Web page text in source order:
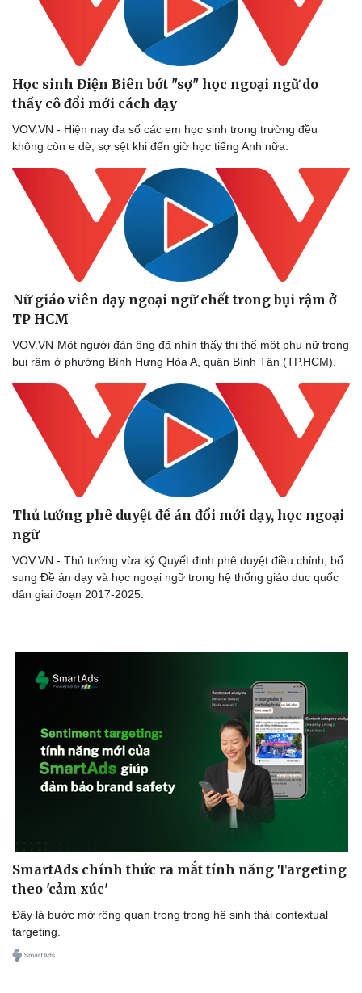
Dinh dưỡng - món ngon
Cây thuốc
Sản phụ khoa
Nhi khoa
Làm đẹp - giảm cân
Phòng mạch online
Ăn sạch sống khỏe
Nhà đẹp
Tình yêu - Gia đình
Học sinh Điện Biên bớt "sợ" học ngoại ngữ do
thầy cô đổi mới cách dạy
VOV.VN - Hiện nay đa số các em học sinh trong trường đều
không còn e dè, sợ sệt khi đến giờ học tiếng Anh nữa.
Nữ giáo viên dạy ngoại ngữ chết trong bụi rậm ở
TP HCM
VOV.VN-Một người đàn ông đã nhìn thấy thi thể một phụ nữ trong
bụi rậm ở phường Bình Hưng Hòa A, quận Bình Tân (TP.HCM).
Thủ tướng phê duyệt đề án đổi mới dạy, học ngoại
ngữ
VOV.VN - Thủ tướng vừa ký Quyết định phê duyệt điều chỉnh, bổ
sung Đề án dạy và học ngoại ngữ trong hệ thống giáo dục quốc
dân giai đoạn 2017-2025.
SmartAds chính thức ra mắt tính năng Targeting
theo 'cảm xúc'
Đây là bước mở rộng quan trọng trong hệ sinh thái contextual
targeting.